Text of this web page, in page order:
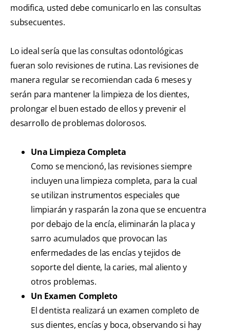
modifica, usted debe comunicarlo en las consultas
subsecuentes.
Lo ideal sería que las consultas odontológicas
fueran solo revisiones de rutina. Las revisiones de
manera regular se recomiendan cada 6 meses y
serán para mantener la limpieza de los dientes,
prolongar el buen estado de ellos y prevenir el
desarrollo de problemas dolorosos.
Una Limpieza Completa
Como se mencionó, las revisiones siempre
incluyen una limpieza completa, para la cual
se utilizan instrumentos especiales que
limpiarán y rasparán la zona que se encuentra
por debajo de la encía, eliminarán la placa y
sarro acumulados que provocan las
enfermedades de las encías y tejidos de
soporte del diente, la caries, mal aliento y
otros problemas.
Un Examen Completo
El dentista realizará un examen completo de
sus dientes, encías y boca, observando si hay